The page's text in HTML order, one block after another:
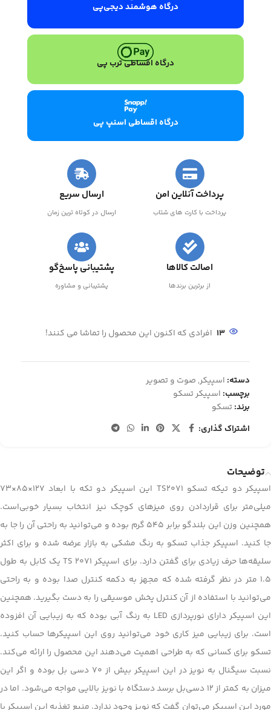
درگاه هوشمند دیجی‌پی
درگاه اقساطی ترب پی
درگاه اقساطی اسنپ پی
پرداخت آنلاین امن
پرداخت با کارت های شتاب
ارسال سریع
ارسال در کوتاه ترین زمان
اصالت کالاها
از برترین برندها
پشتیبانی پاسخ‌گو
پشتیبانی و مشاوره
13 افرادی که اکنون این محصول را تماشا می کنند!
دسته: اسپیکر, صوت و تصویر
برچسب: اسپیکر تسکو
برند:تسکو
اشتراک گذاری:
توضیحات
اسپیکر دو تیکه تسکو TS2071 این اسپیکر دو تکه با ابعاد 127×85×73
میلی‌متر برای قراردادن روی میزهای کوچک نیز انتخاب بسیار خوبی‌است.
همچنین وزن این بلندگو برابر 545 گرم بوده و می‌توانید به راحتی آن را جا به
جا کنید. اسپیکر جذاب تسکو به رنگ مشکی به بازار عرضه شده و برای اکثر
سلیقه‌ها حرف زیادی برای گفتن دارد. برای اسپیکر TS 2071 یک کابل به طول
1.5 متر در نظر گرفته شده که مجهز به دکمه کنترل صدا بوده و به راحتی
می‌توانید با استفاده از آن کنترل پخش موسیقی را به دست بگیرید. همچنین
این اسپیکر دارای نورپردازی LED به رنگ آبی بوده که به زیبایی آن افزوده
است. برای زیبایی میز کاری خود می‌توانید روی این اسپیکرها حساب کنید.
تسکو برای کسانی که به طراحی اهمیت می‌دهند این محصول را ارائه می‌کند.
نسبت سیگنال به نویز در این اسپیکر بیش از 70 دسی بل بوده و اگر این
میزان به کمتر از 12 دسی‌بل برسد دستگاه با نویز بالایی مواجه می‌شود. اما در
مورد این اسپیکر می‌توان گفت که نویز وجود ندارد. منبع تغذیه این اسپیکر با